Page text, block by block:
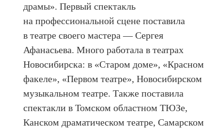
драмы». Первый спектакль
на профессиональной сцене поставила
в театре своего мастера — Сергея
Афанасьева. Много работала в театрах
Новосибирска: в «Старом доме», «Красном
факеле», «Первом театре», Новосибирском
музыкальном театре. Также поставила
спектакли в Томском областном ТЮЗе,
Канском драматическом театре, Самарском